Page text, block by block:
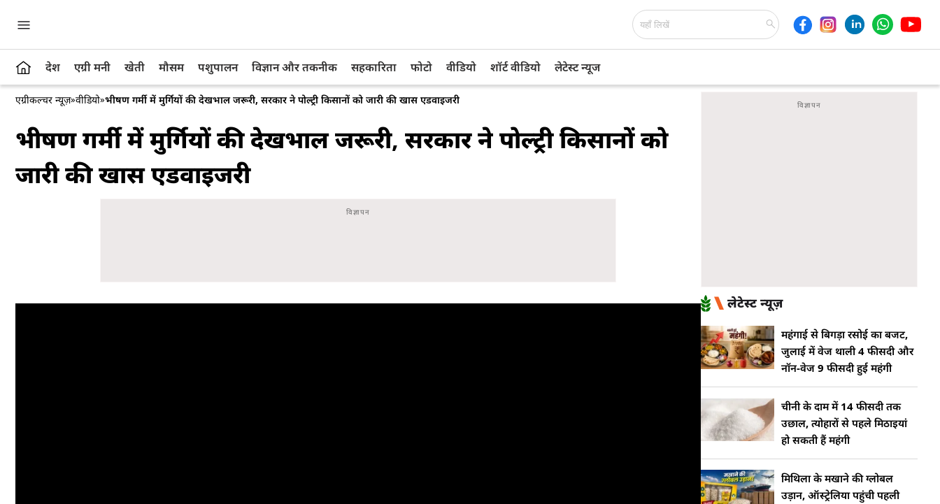
देश एग्री मनी खेती मौसम पशुपालन विज्ञान और तकनीक सहकारिता फोटो वीडियो शॉर्ट वीडियो लेटेस्ट न्यूज
एग्रीकल्चर न्यूज़»वीडियो»भीषण गर्मी में मुर्गियों की देखभाल जरूरी, सरकार ने पोल्ट्री किसानों को जारी की खास एडवाइजरी
भीषण गर्मी में मुर्गियों की देखभाल जरूरी, सरकार ने पोल्ट्री किसानों को
जारी की खास एडवाइजरी
लेटेस्ट न्यूज़
महंगाई से बिगड़ा रसोई का बजट,
जुलाई में वेज थाली 4 फीसदी और
नॉन-वेज 9 फीसदी हुई महंगी
चीनी के दाम में 14 फीसदी तक
उछाल, त्योहारों से पहले मिठाइयां
हो सकती हैं महंगी
मिथिला के मखाने की ग्लोबल
उड़ान, ऑस्ट्रेलिया पहुंची पहली